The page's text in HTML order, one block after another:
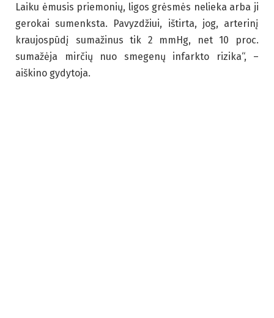
Laiku ėmusis priemonių, ligos grėsmės nelieka arba ji
gerokai sumenksta. Pavyzdžiui, ištirta, jog, arterinį
kraujospūdį sumažinus tik 2 mmHg, net 10 proc.
sumažėja mirčių nuo smegenų infarkto rizika“, –
aiškino gydytoja.